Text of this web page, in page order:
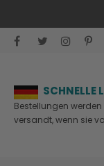
SCHNELLE
Bestellungen
versandt, wenn sie